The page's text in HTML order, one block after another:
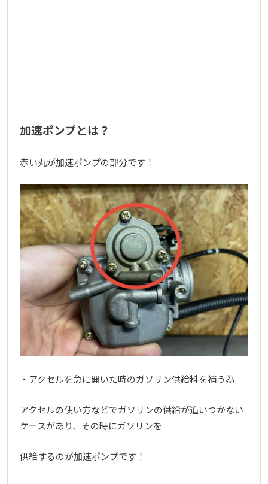
加速ポンプとは？
赤い丸が加速ポンプの部分です！
・アクセルを急に開いた時のガソリン供給料を補う為
アクセルの使い方などでガソリンの供給が追いつかない
ケースがあり、その時にガソリンを
供給するのが加速ポンプです！